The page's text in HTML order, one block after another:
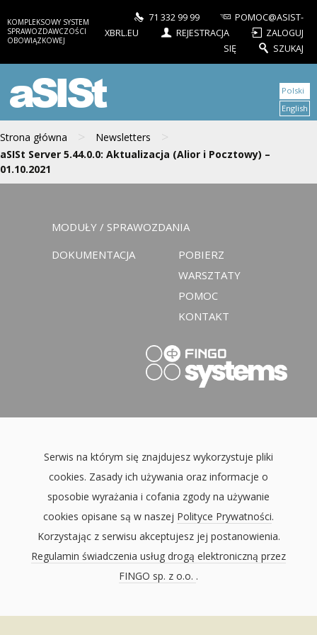
KOMPLEKSOWY SYSTEM
SPRAWOZDAWCZOŚCI
OBOWIĄZKOWEJ
71 332 99 99
POMOC@ASIST-
XBRL.EU
REJESTRACJA
ZALOGUJ
SIĘ
SZUKAJ
aSISt
Strona główna > Newsletters >
aSISt Server 5.44.0.0: Aktualizacja (Alior i Pocztowy) –
01.10.2021
Polski
English
MODUŁY / SPRAWOZDANIA
DOKUMENTACJA
POBIERZ
WARSZTATY
POMOC
KONTAKT
Serwis na którym się znajdujesz wykorzystuje pliki
cookies. Zasady ich używania oraz informacje o
sposobie wyrażania i cofania zgody na używanie
cookies opisane są w naszej Polityce Prywatności.
Korzystając z serwisu akceptujesz jej postanowienia.
Regulamin świadczenia usług drogą elektroniczną przez
FINGO sp. z o.o. .